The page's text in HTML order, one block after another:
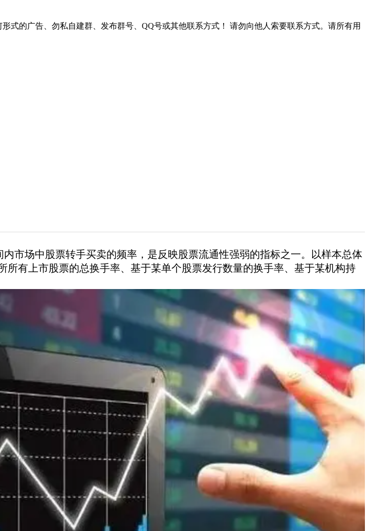
式的广告、勿私自建群、发布群号、QQ号或其他联系方式！
请勿向他人索要联系方式。请所有用
内市场中股票转手买卖的频率，是反映股票流通性强弱的指标之一。以样本总体
所有上市股票的总换手率、基于某单个股票发行数量的换手率、基于某机构持